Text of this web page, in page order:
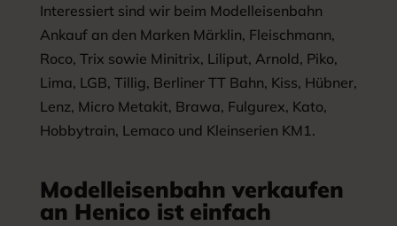
Interessiert sind wir beim Modelleisenbahn
Ankauf an den Marken Märklin, Fleischmann,
Roco, Trix sowie Minitrix, Liliput, Arnold, Piko,
Lima, LGB, Tillig, Berliner TT Bahn, Kiss, Hübner,
Lenz, Micro Metakit, Brawa, Fulgurex, Kato,
Hobbytrain, Lemaco und Kleinserien KM1.
Modelleisenbahn verkaufen
an Henico ist einfach